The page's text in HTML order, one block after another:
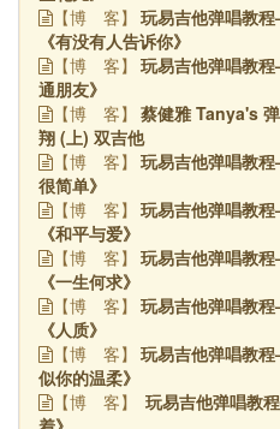
【博 客】
玩易吉他弹唱教
《有没有人告诉你》
【博 客】
玩易吉他弹唱教
通朋友》
【博 客】
蔡健雅 Tanya's
翔 (上) 双吉他
【博 客】
玩易吉他弹唱教
很简单》
【博 客】
玩易吉他弹唱教
《和平与爱》
【博 客】
玩易吉他弹唱教
《一生何求》
【博 客】
玩易吉他弹唱教
《人质》
【博 客】
玩易吉他弹唱教
似你的温柔》
【博 客】
玩易吉他弹唱教